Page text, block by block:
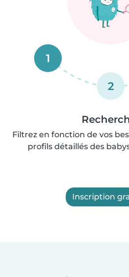
1
2
Filtrez en fonction de vos
profils détaillés des
Inscription